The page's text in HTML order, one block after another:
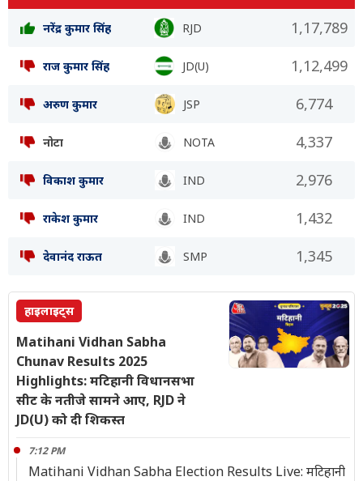
नरेंद्र कुमार सिंह RJD 1,17,789
राज कुमार सिंह JD(U) 1,12,499
अरुण कुमार JSP 6,774
नोटा NOTA 4,337
विकाश कुमार IND 2,976
राकेश कुमार IND 1,432
देवानंद राऊत SMP 1,345
हाइलाइट्स
Matihani Vidhan Sabha
Chunav Results 2025
Highlights: मटिहानी विधानसभा
सीट के नतीजे सामने आए, RJD ने
JD(U) को दी शिकस्त
7:12 PM
Matihani Vidhan Sabha Election Results Live: मटिहानी